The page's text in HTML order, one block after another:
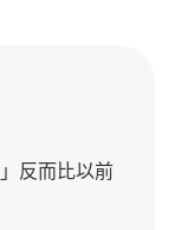
反而比以前